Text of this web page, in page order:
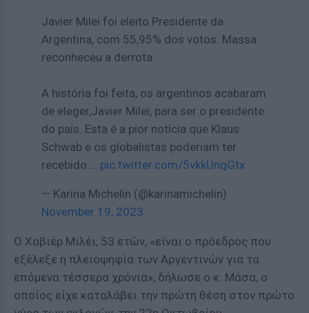
Javier Milei foi eleito Presidente da
Argentina, com 55,95% dos votos. Massa
reconheceu a derrota.
A história foi feita, os argentinos acabaram
de eleger,Javier Milei, para ser o presidente
do país. Esta é a pior notícia que Klaus
Schwab e os globalistas poderiam ter
recebido.… pic.twitter.com/5vkkUnqGtx
— Karina Michelin (@karinamichelin)
November 19, 2023
Ο Χαβιέρ Μιλέι, 53 ετών, «είναι ο πρόεδρος που
εξέλεξε η πλειοψηφία των Αργεντινών για τα
επόμενα τέσσερα χρόνια», δήλωσε ο κ. Μάσα, ο
οποίος είχε καταλάβει την πρώτη θέση στον πρώτο